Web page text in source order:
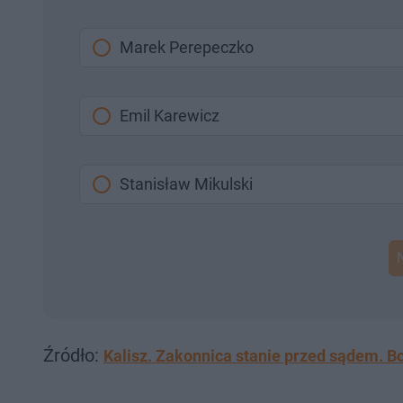
Marek Perepeczko
Emil Karewicz
Stanisław Mikulski
Źródło: Kalisz. Zakonnica stanie przed sądem.